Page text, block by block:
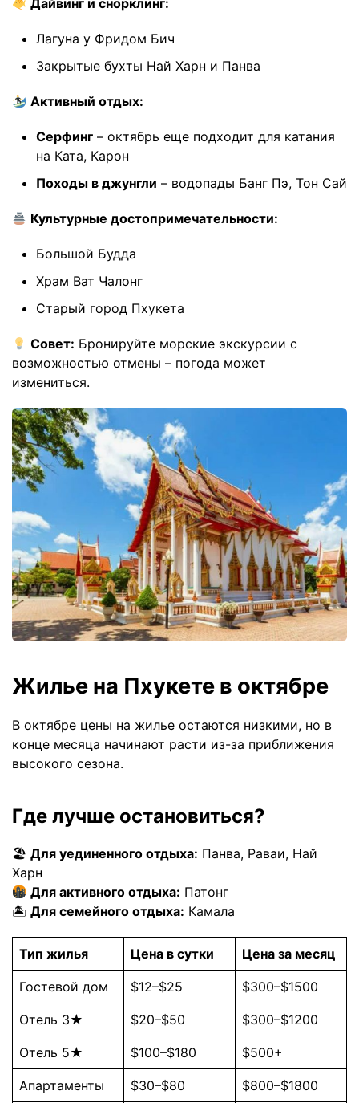
Дайвинг и снорклинг:
Лагуна у Фридом Бич
Закрытые бухты Най Харн и Панва
Активный отдых:
Серфинг – октябрь еще подходит для катания
на Ката, Карон
Походы в джунгли – водопады Банг Пэ, Тон Сай
Культурные достопримечательности:
Большой Будда
Храм Ват Чалонг
Старый город Пхукета
Совет: Бронируйте морские экскурсии с
возможностью отмены – погода может
измениться.
Жилье на Пхукете в октябре
В октябре цены на жилье остаются низкими, но в
конце месяца начинают расти из-за приближения
высокого сезона.
Где лучше остановиться?
🏖 Для уединенного отдыха: Панва, Раваи, Най
Харн
Для активного отдыха: Патонг
🏝 Для семейного отдыха: Камала
Тип жилья Цена в сутки Цена за месяц
Гостевой дом $12–$25 $300–$1500
Отель 3★ $20–$50 $300–$1200
Отель 5★ $100–$180 $500+
Апартаменты $30–$80 $800–$1800